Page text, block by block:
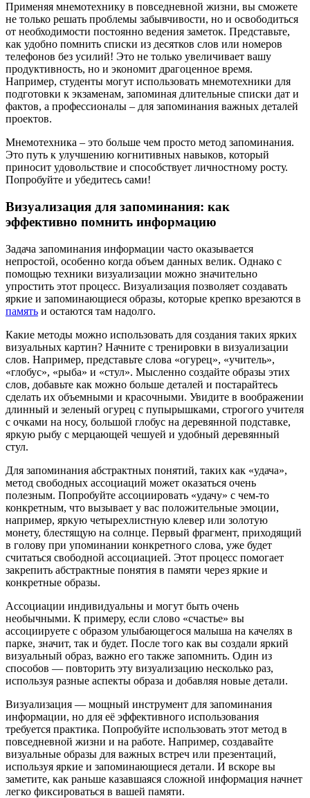
Применяя мнемотехнику в повседневной жизни, вы сможете
не только решать проблемы забывчивости, но и освободиться
от необходимости постоянно ведения заметок. Представьте,
как удобно помнить списки из десятков слов или номеров
телефонов без усилий! Это не только увеличивает вашу
продуктивность, но и экономит драгоценное время.
Например, студенты могут использовать мнемотехники для
подготовки к экзаменам, запоминая длительные списки дат и
фактов, а профессионалы – для запоминания важных деталей
проектов.
Мнемотехника – это больше чем просто метод запоминания.
Это путь к улучшению когнитивных навыков, который
приносит удовольствие и способствует личностному росту.
Попробуйте и убедитесь сами!
Визуализация для запоминания: как
эффективно помнить информацию
Задача запоминания информации часто оказывается
непростой, особенно когда объем данных велик. Однако с
помощью техники визуализации можно значительно
упростить этот процесс. Визуализация позволяет создавать
яркие и запоминающиеся образы, которые крепко врезаются в
память и остаются там надолго.
Какие методы можно использовать для создания таких ярких
визуальных картин? Начните с тренировки в визуализации
слов. Например, представьте слова «огурец», «учитель»,
«глобус», «рыба» и «стул». Мысленно создайте образы этих
слов, добавьте как можно больше деталей и постарайтесь
сделать их объемными и красочными. Увидите в воображении
длинный и зеленый огурец с пупырышками, строгого учителя
с очками на носу, большой глобус на деревянной подставке,
яркую рыбу с мерцающей чешуей и удобный деревянный
стул.
Для запоминания абстрактных понятий, таких как «удача»,
метод свободных ассоциаций может оказаться очень
полезным. Попробуйте ассоциировать «удачу» с чем-то
конкретным, что вызывает у вас положительные эмоции,
например, яркую четырехлистную клевер или золотую
монету, блестящую на солнце. Первый фрагмент, приходящий
в голову при упоминании конкретного слова, уже будет
считаться свободной ассоциацией. Этот процесс помогает
закрепить абстрактные понятия в памяти через яркие и
конкретные образы.
Ассоциации индивидуальны и могут быть очень
необычными. К примеру, если слово «счастье» вы
ассоциируете с образом улыбающегося малыша на качелях в
парке, значит, так и будет. После того как вы создали яркий
визуальный образ, важно его также запомнить. Один из
способов — повторить эту визуализацию несколько раз,
используя разные аспекты образа и добавляя новые детали.
Визуализация — мощный инструмент для запоминания
информации, но для её эффективного использования
требуется практика. Попробуйте использовать этот метод в
повседневной жизни и на работе. Например, создавайте
визуальные образы для важных встреч или презентаций,
используя яркие и запоминающиеся детали. И вскоре вы
заметите, как раньше казавшаяся сложной информация начнет
легко фиксироваться в вашей памяти.